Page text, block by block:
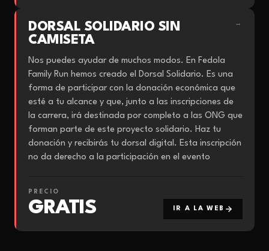
DORSAL SOLIDARIO SIN
CAMISETA
→
Nos puedes ayudar de muchos modos. En Fedola
Family Run hemos creado el Dorsal Solidario. Es una
forma de participar con la donación económica que
esté a tu alcance y que, junto a las inscripciones de
la carrera, irá destinada por completo a las ONG que
forman parte de este proyecto solidario. Haz tu
donación y recibirás tu dorsal digital. Esta inscripción
no da derecho a la participación en el evento
PRECIO
GRATIS IR A LA WEB